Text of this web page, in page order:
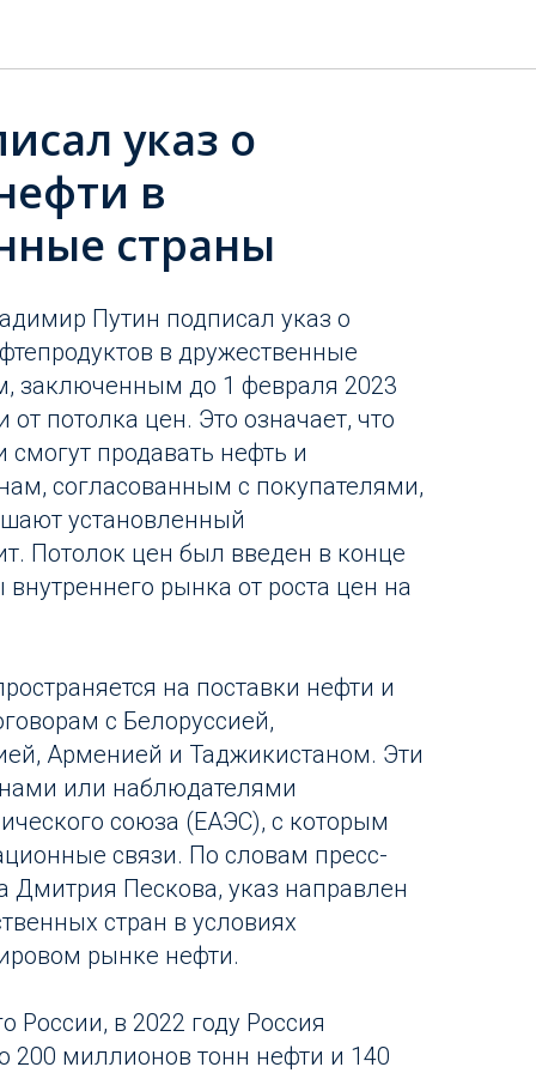
указ о
в
страны
Путин подписал указ о
в дружественные
заключенным до 1 февраля 2023
от потолка цен. Это означает, что
продавать нефть и
согласованным с покупателями,
установленный
Потолок цен был введен в конце
рынка от роста цен на
на поставки нефти и
с Белоруссией,
Арменией и Таджикистаном. Эти
или наблюдателями
союза (ЕАЭС), с которым
связи. По словам пресс-
Дмитрия Пескова, указ направлен
стран в условиях
рынке нефти.
в 2022 году Россия
200 миллионов тонн нефти и 140